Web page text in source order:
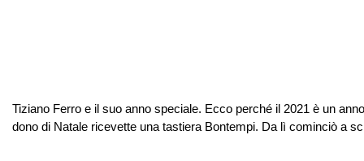
Tiziano Ferro e il suo anno speciale. Ecco perché il 2021 è un
dono di Natale ricevette una tastiera Bontempi. Da lì cominciò a